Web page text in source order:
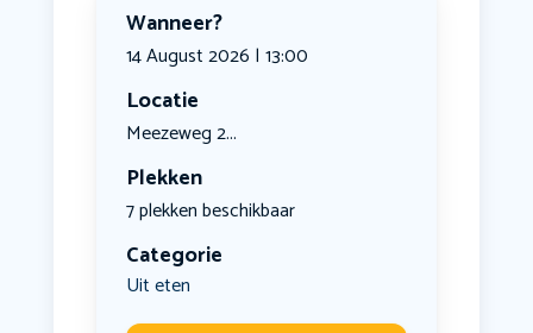
Wanneer?
14 August 2026 | 13:00
Locatie
Meezeweg 2...
Plekken
7 plekken beschikbaar
Categorie
Uit eten